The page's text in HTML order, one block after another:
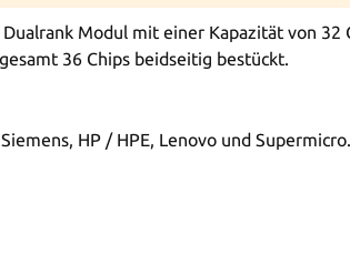
Modul mit einer Kapazität von
36 Chips beidseitig bestückt.
HP / HPE, Lenovo und